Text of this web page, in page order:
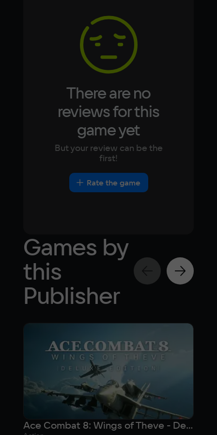
Video card
NVidia GeForce RTX 2060
DirectX(R): 12, Звуковая карта: совместимая
Japanese
There are no
reviews for this
game yet
But your review can be the
first!
Rate the game
Games by
this
Publisher
Ace Combat 8: Wings of Theve - Deluxe Edition (Предзаказ)